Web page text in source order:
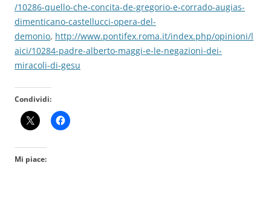
/10286-quello-che-concita-de-gregorio-e-corrado-augias-
dimenticano-castellucci-opera-del-
demonio, http://www.pontifex.roma.it/index.php/opinioni/l
aici/10284-padre-alberto-maggi-e-le-negazioni-dei-
miracoli-di-gesu
Condividi:
Mi piace: